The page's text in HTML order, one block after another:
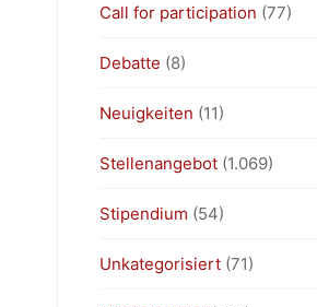
Call for participation (77)
Debatte (8)
Neuigkeiten (11)
Stellenangebot(1.069)
Stipendium (54)
Unkategorisiert(71)